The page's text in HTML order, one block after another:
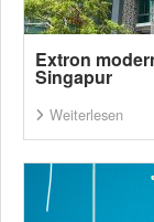
Extron
Singapur
Weiterlesen